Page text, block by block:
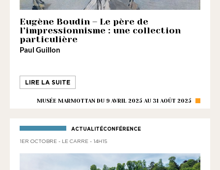
Eugène Boudin – Le père de
l’impressionnisme : une collection
particulière
Paul Guillon
LIRE LA SUITE
MUSÉE MARMOTTAN DU 9 AVRIL 2025 AU 31 AOÛT 2025
ACTUALITÉCONFÉRENCE
1ER OCTOBRE - LE CARRE - 14H15